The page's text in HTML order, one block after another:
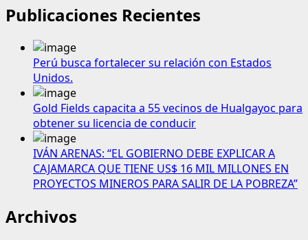
Publicaciones Recientes
Perú busca fortalecer su relación con Estados
Unidos.
Gold Fields capacita a 55 vecinos de Hualgayoc para
obtener su licencia de conducir
IVÁN ARENAS: “EL GOBIERNO DEBE EXPLICAR A
CAJAMARCA QUE TIENE US$ 16 MIL MILLONES EN
PROYECTOS MINEROS PARA SALIR DE LA POBREZA”
Archivos